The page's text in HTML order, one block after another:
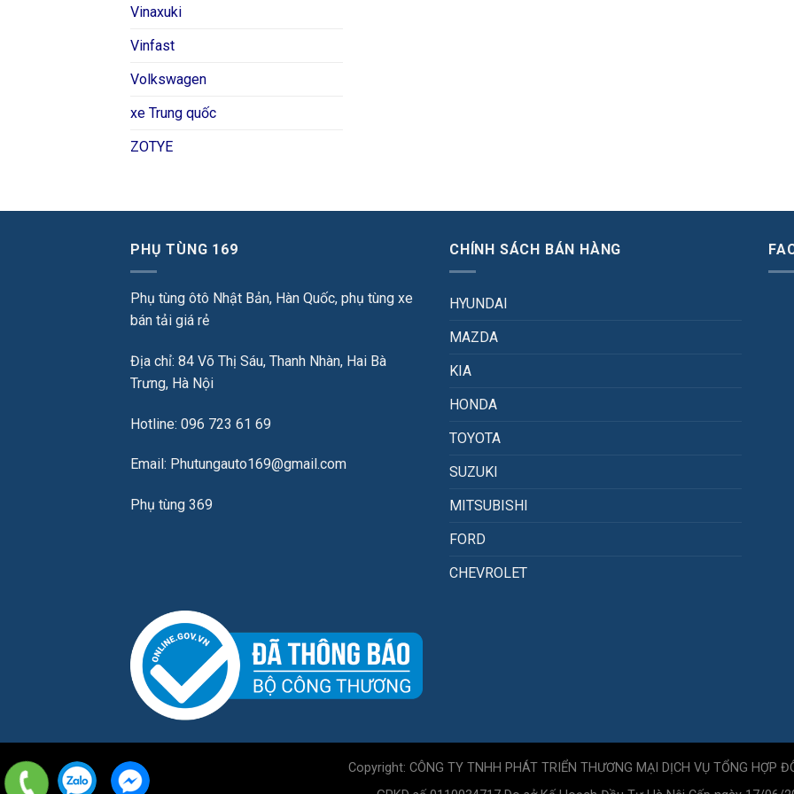
Vinaxuki
Vinfast
Volkswagen
xe Trung quốc
ZOTYE
PHỤ TÙNG 169
Phụ tùng ôtô Nhật Bản, Hàn Quốc, phụ tùng xe
bán tải giá rẻ
Địa chỉ: 84 Võ Thị Sáu, Thanh Nhàn, Hai Bà
Trưng, Hà Nội
Hotline: 096 723 61 69
Email: Phutungauto169@gmail.com
Phụ tùng 369
CHÍNH SÁCH BÁN HÀNG
HYUNDAI
MAZDA
KIA
HONDA
TOYOTA
SUZUKI
MITSUBISHI
FORD
CHEVROLET
Copyright: CÔNG TY TNHH PHÁT TRIỂN THƯƠNG MẠI DỊCH VỤ TỔNG HỢP